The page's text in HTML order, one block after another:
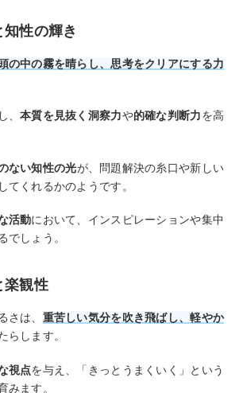
性の輝き
の中の霧を晴らし、思考をクリアにする力
、本質を見抜く洞察力や的確な判断力を高
ない知性の光が、問題解決の糸口や新しい
てくれるかのようです。
活動において、インスピレーションや集中
でしょう。
楽観性
さは、 重苦しい気分を吹き飛ばし、軽やか
らします。
視点を与え、「きっとうまくいく」という
みます。